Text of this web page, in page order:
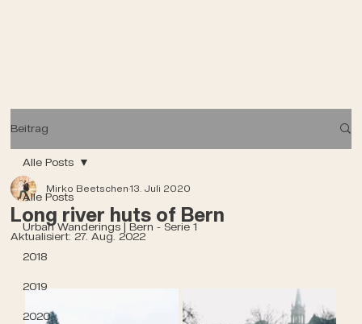
Beitrag
Alle Posts
Urban Wanderings | Bern - Serie 1
2018
2019
2020
Alle Posts
Long river huts of Bern
Mirko Beetschen13. Juli 2020
Aktualisiert: 27. Aug. 2022